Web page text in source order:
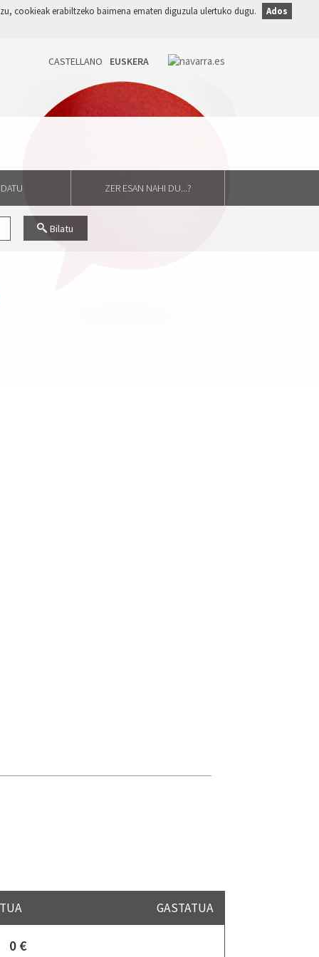
cookieak erabiltzeko baimena ematen diguzula ulertuko dugu.
Ados
ZER ESAN NAHI DU...?
Bilatu
GASTATUA
0 €